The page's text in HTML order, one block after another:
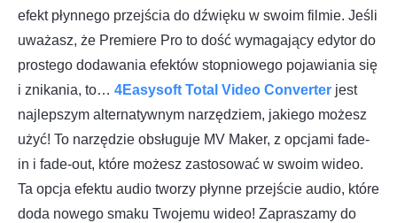
efekt płynnego przejścia do dźwięku w swoim filmie. Jeśli
uważasz, że Premiere Pro to dość wymagający edytor do
prostego dodawania efektów stopniowego pojawiania się
i znikania, to… 4Easysoft Total Video Converter jest
najlepszym alternatywnym narzędziem, jakiego możesz
użyć! To narzędzie obsługuje MV Maker, z opcjami fade-
in i fade-out, które możesz zastosować w swoim wideo.
Ta opcja efektu audio tworzy płynne przejście audio, które
doda nowego smaku Twojemu wideo! Zapraszamy do